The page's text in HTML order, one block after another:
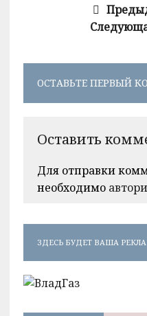
ОСТАВЬТЕ ПЕРВЫЙ
Оставить
Для отправки
необходимо
ЗДЕСЬ БУДЕТ ВАША